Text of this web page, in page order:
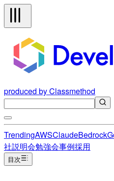
produced by Classmethod
TrendingAWSClaudeBedrock
社説明会勉強会事例採用
目次